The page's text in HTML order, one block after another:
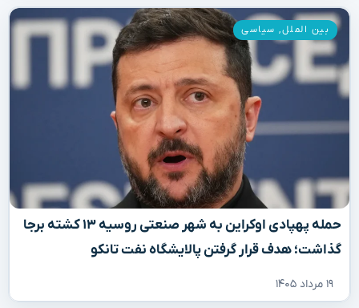
حمله پهپادی اوکراین به شهر صنعتی روسیه ۱۳ کشته برجا
گذاشت؛ هدف قرار گرفتن پالایشگاه نفت تانکو
۱۹ مرداد ۱۴۰۵
بین الملل, سیاسی